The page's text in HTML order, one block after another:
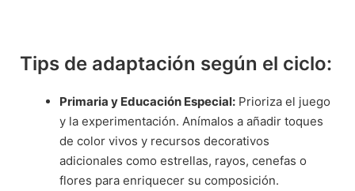
Tips de adaptación según el ciclo:
Primaria y Educación Especial: Prioriza el juego
y la experimentación. Anímalos a añadir toques
de color vivos y recursos decorativos
adicionales como estrellas, rayos, cenefas o
flores para enriquecer su composición.